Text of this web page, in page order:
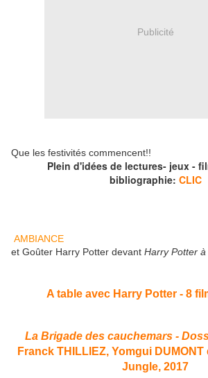
Publicité
Que les festivités commencent!!
Plein d'idées de lectures- jeux -
bibliographie: CLIC
AMBIANCE
et Goûter Harry Potter devant Harry Potter
A table avec Harry Potter - 8
La Brigade des cauchemars -
Franck THILLIEZ, Yomgui
Jungle, 2017